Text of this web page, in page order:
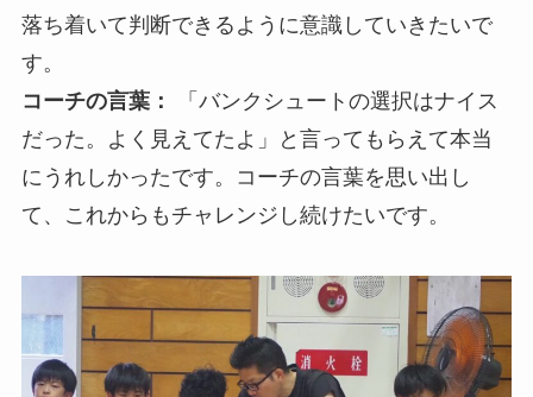
落ち着いて判断できるように意識していきたいで
す。
コーチの言葉：
「バンクシュートの選択はナイス
だった。よく見えてたよ」と言ってもらえて本当
にうれしかったです。コーチの言葉を思い出し
て、これからもチャレンジし続けたいです。